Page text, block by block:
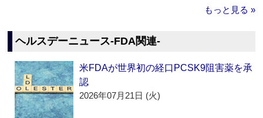
もっと見る »
ヘルスデーニュース‐FDA関連‐
米FDAが世界初の経口PCSK9阻害薬を承
認
2026年07月21日 (火)